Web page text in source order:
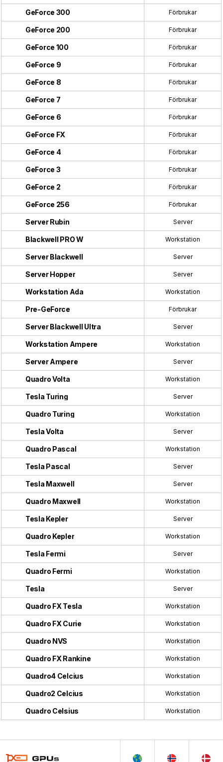
GeForce 300 Förbrukar
GeForce 200 Förbrukar
GeForce 100 Förbrukar
GeForce 9 Förbrukar
GeForce 8 Förbrukar
GeForce 7 Förbrukar
GeForce 6 Förbrukar
GeForce FX Förbrukar
GeForce 4 Förbrukar
GeForce 3 Förbrukar
GeForce 2 Förbrukar
GeForce 256 Förbrukar
Server Rubin Server
Blackwell PRO W Workstation
Server Blackwell Server
Server Hopper Server
Workstation Ada Workstation
Pre-GeForce Förbrukar
Server Blackwell Ultra Server
Workstation Ampere Workstation
Server Ampere Server
Quadro Volta Workstation
Tesla Turing Server
Quadro Turing Workstation
Tesla Volta Server
Quadro Pascal Workstation
Tesla Pascal Server
Tesla Maxwell Server
Quadro Maxwell Workstation
Tesla Kepler Server
Quadro Kepler Workstation
Tesla Fermi Server
Quadro Fermi Workstation
Tesla Server
Quadro FX Tesla Workstation
Quadro FX Curie Workstation
Quadro NVS Workstation
Quadro FX Rankine Workstation
Quadro4 Celcius Workstation
Quadro2 Celcius Workstation
Quadro Celsius Workstation